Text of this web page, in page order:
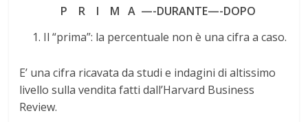
P R I M A —-DURANTE—-DOPO
Il “prima”: la percentuale non è una cifra a caso.
E’ una cifra ricavata da studi e indagini di altissimo
livello sulla vendita fatti dall’Harvard Business
Review.